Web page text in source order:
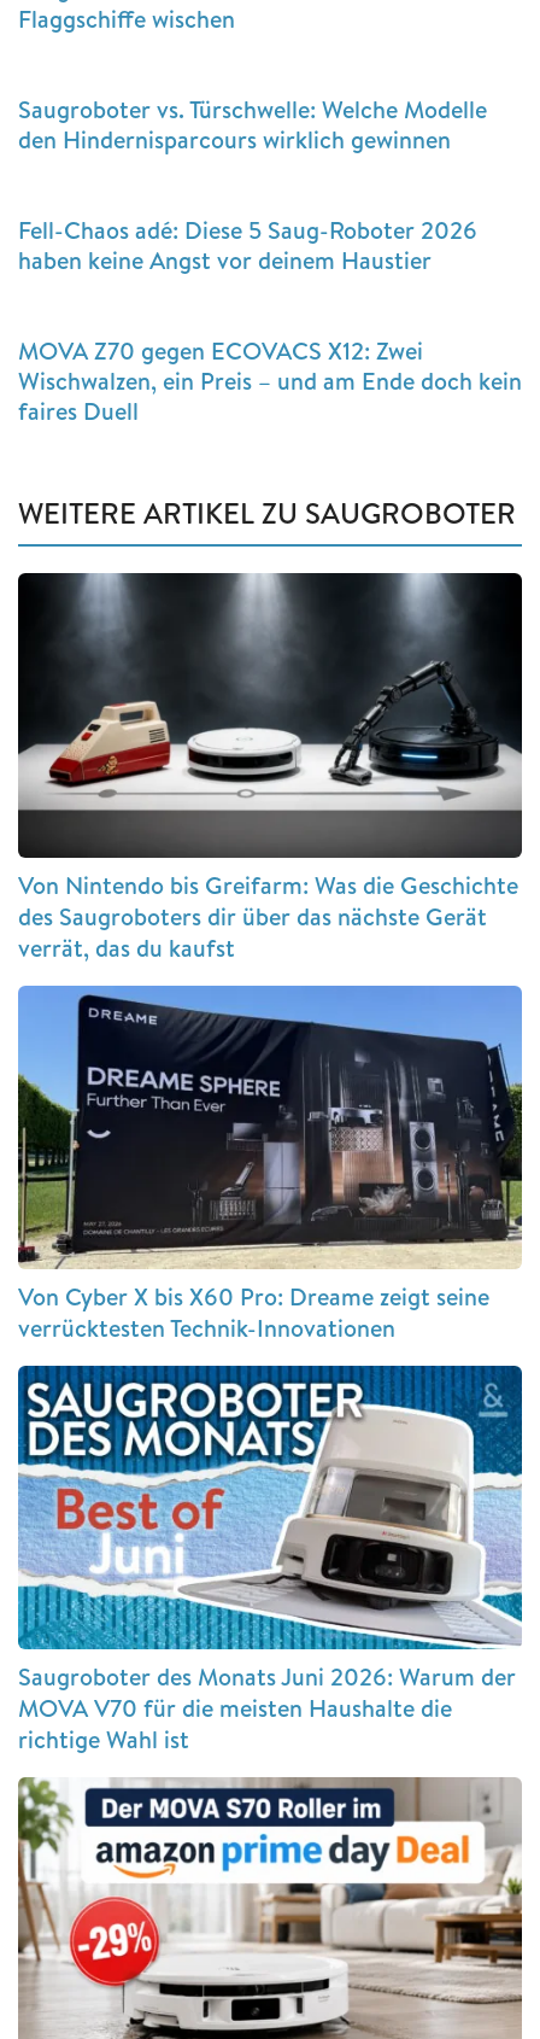
Flaggschiffe wischen
Saugroboter vs. Türschwelle: Welche Modelle
den Hindernisparcours wirklich gewinnen
Fell-Chaos adé: Diese 5 Saug-Roboter 2026
haben keine Angst vor deinem Haustier
MOVA Z70 gegen ECOVACS X12: Zwei
Wischwalzen, ein Preis – und am Ende doch kein
faires Duell
WEITERE ARTIKEL ZU SAUGROBOTER
Von Nintendo bis Greifarm: Was die Geschichte
des Saugroboters dir über das nächste Gerät
verrät, das du kaufst
Von Cyber X bis X60 Pro: Dreame zeigt seine
verrücktesten Technik-Innovationen
Saugroboter des Monats Juni 2026: Warum der
MOVA V70 für die meisten Haushalte die
richtige Wahl ist